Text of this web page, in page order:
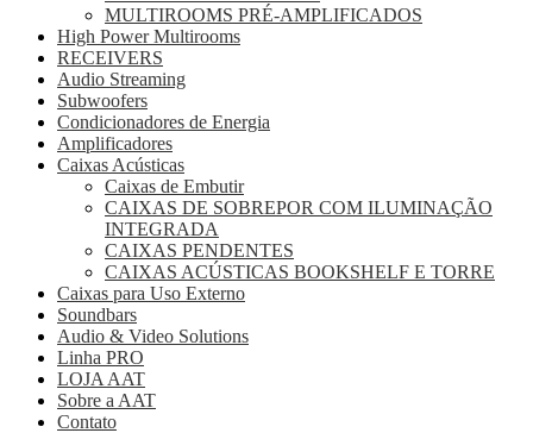
MULTIROOMS PRÉ-AMPLIFICADOS
High Power Multirooms
RECEIVERS
Audio Streaming
Subwoofers
Condicionadores de Energia
Amplificadores
Caixas Acústicas
Caixas de Embutir
CAIXAS DE SOBREPOR COM ILUMINAÇÃO
INTEGRADA
CAIXAS PENDENTES
CAIXAS ACÚSTICAS BOOKSHELF E TORRE
Caixas para Uso Externo
Soundbars
Audio & Video Solutions
Linha PRO
LOJA AAT
Sobre a AAT
Contato